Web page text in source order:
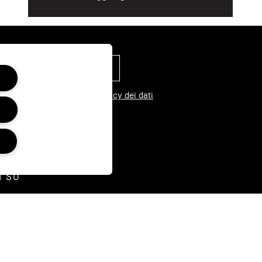
nostra informativa sulla privacy dei dati
SU